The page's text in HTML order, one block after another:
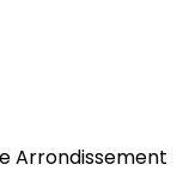
Arrondissement